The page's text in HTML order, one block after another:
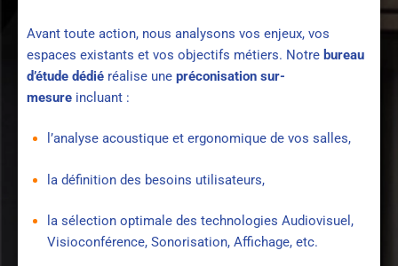
Avant toute action, nous analysons vos enjeux, vos
espaces existants et vos objectifs métiers. Notre bureau
d’étude dédié réalise une préconisation sur-
mesure incluant :
l’analyse acoustique et ergonomique de vos salles,
la définition des besoins utilisateurs,
la sélection optimale des technologies Audiovisuel,
Visioconférence, Sonorisation, Affichage, etc.